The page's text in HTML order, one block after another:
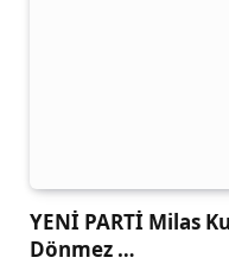
YENİ PARTİ Milas
Dönmez …